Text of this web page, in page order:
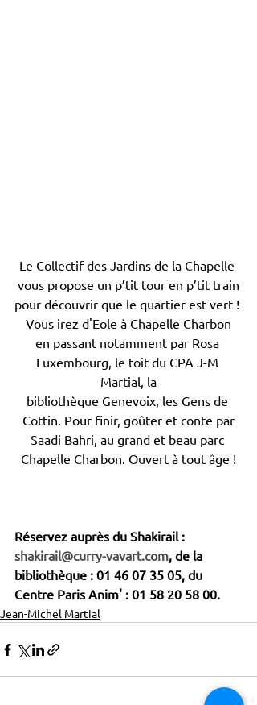
Le Collectif des Jardins de la Chapelle
vous propose un p’tit tour en p’tit train
pour découvrir que le quartier est vert !
Vous irez d'Eole à Chapelle Charbon
en passant notamment par Rosa
Luxembourg, le toit du CPA J-M
Martial, la
bibliothèque Genevoix, les Gens de
Cottin. Pour finir, goûter et conte par
Saadi Bahri, au grand et beau parc
Chapelle Charbon. Ouvert à tout âge !
Réservez auprès du Shakirail :
shakirail@curry-vavart.com, de la
bibliothèque : 01 46 07 35 05, du
Centre Paris Anim' : 01 58 20 58 00.
Jean-Michel Martial